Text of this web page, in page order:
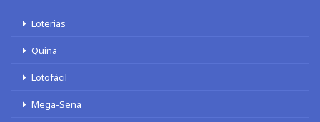
Loterias
Quina
Lotofácil
Mega-Sena